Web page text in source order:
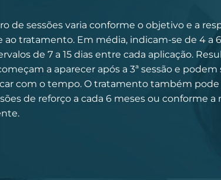
de sessões varia conforme o objetivo e a
ao tratamento. Em média, indicam-se de 4 a 6
de 7 a 15 dias entre cada aplicação.
a aparecer após a 3ª sessão e podem
com o tempo. O tratamento também
de reforço a cada 6 meses ou conforme a